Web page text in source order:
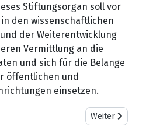
Stiftungsorgan soll vor
den wissenschaftlichen
der Weiterentwicklung
Vermittlung an die
und sich für die Belange
öffentlichen und
einsetzen.
AM 10. MÄRZ 2017
Nächster
Weiter